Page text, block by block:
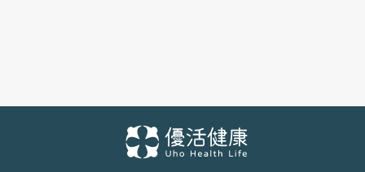
力障礙常使溝通困難，進而影響人際互動、職場表現與就業機會；
對高齡長者而言，聽力退化不只是自然老化的現象，更可能成為孤